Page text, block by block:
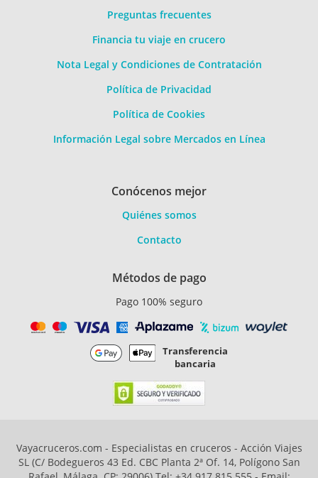
Preguntas frecuentes
Financia tu viaje en crucero
Nota Legal y Condiciones de Contratación
Política de Privacidad
Política de Cookies
Información Legal sobre Mercados en Línea
Conócenos mejor
Quiénes somos
Contacto
Métodos de pago
Pago 100% seguro
Transferencia
bancaria
Vayacruceros.com - Especialistas en cruceros - Acción Viajes
SL (C/ Bodegueros 43 Ed. CBC Planta 2ª Of. 14, Polígono San